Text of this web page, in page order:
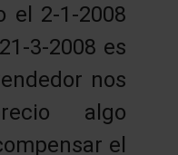
el 2-1-2008
3-2008 es
nos
algo
el